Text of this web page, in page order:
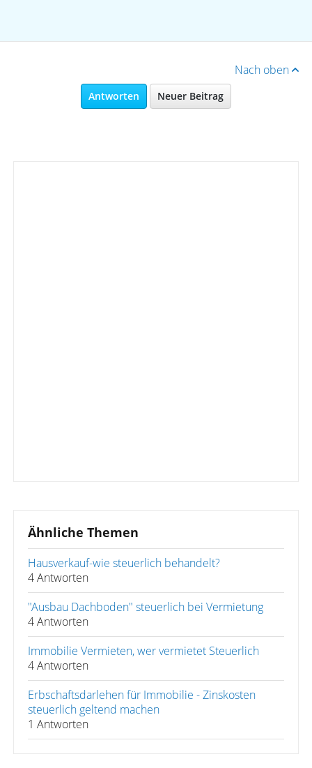
Nach oben
Antworten Neuer Beitrag
Ähnliche Themen
Hausverkauf-wie steuerlich behandelt?
4 Antworten
"Ausbau Dachboden" steuerlich bei Vermietung
4 Antworten
Immobilie Vermieten, wer vermietet Steuerlich
4 Antworten
Erbschaftsdarlehen für Immobilie - Zinskosten
steuerlich geltend machen
1 Antworten